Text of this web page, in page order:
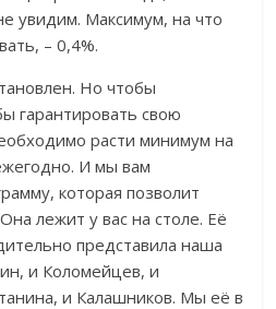
увидим. Максимум, на что
– 0,4%.
Но чтобы
гарантировать свою
расти минимум на
И мы вам
которая позволит
лежит у вас на столе. Её
представила наша
и Коломейцев, и
и Калашников. Мы её в